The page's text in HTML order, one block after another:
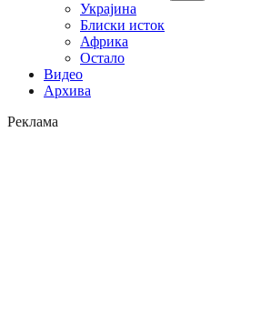
Украјина
Блиски исток
Африка
Остало
Видео
Архива
Реклама